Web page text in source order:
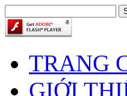
TRANG
GIỚI